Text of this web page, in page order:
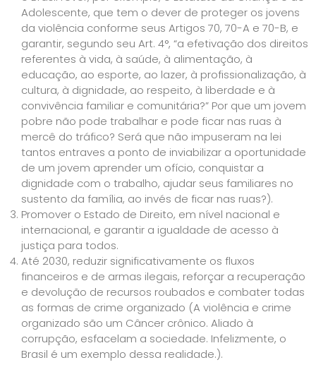
Adolescente, que tem o dever de proteger os jovens
da violência conforme seus Artigos 70, 70-A e 70-B, e
garantir, segundo seu Art. 4°, “a efetivação dos direitos
referentes à vida, à saúde, à alimentação, à
educação, ao esporte, ao lazer, à profissionalização, à
cultura, à dignidade, ao respeito, à liberdade e à
convivência familiar e comunitária?” Por que um jovem
pobre não pode trabalhar e pode ficar nas ruas à
mercê do tráfico? Será que não impuseram na lei
tantos entraves a ponto de inviabilizar a oportunidade
de um jovem aprender um ofício, conquistar a
dignidade com o trabalho, ajudar seus familiares no
sustento da família, ao invés de ficar nas ruas?).
Promover o Estado de Direito, em nível nacional e
internacional, e garantir a igualdade de acesso à
justiça para todos.
Até 2030, reduzir significativamente os fluxos
financeiros e de armas ilegais, reforçar a recuperação
e devolução de recursos roubados e combater todas
as formas de crime organizado (A violência e crime
organizado são um Câncer crônico. Aliado à
corrupção, esfacelam a sociedade. Infelizmente, o
Brasil é um exemplo dessa realidade.).